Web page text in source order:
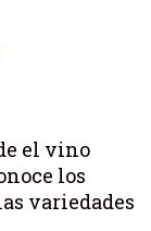
el vino
los
variedades